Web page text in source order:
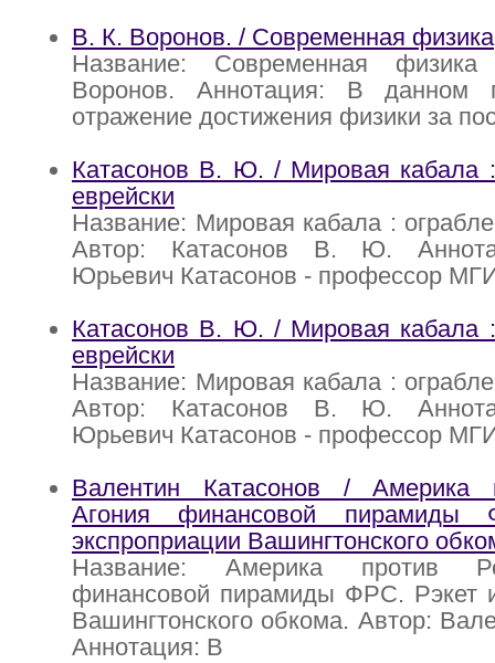
В. К. Воронов. / Современная физика
Название: Современная
Воронов. Аннотация: В данном
отражение достижения физики за
Катасонов В. Ю. / Мировая кабала
еврейски
Название: Мировая кабала :
Автор: Катасонов В. Ю.
Юрьевич Катасонов - профессор
Катасонов В. Ю. / Мировая кабала
еврейски
Название: Мировая кабала :
Автор: Катасонов В. Ю.
Юрьевич Катасонов - профессор
Валентин Катасонов / Америка
Агония финансовой
экспроприации Вашингтонского
Название: Америка против
финансовой пирамиды ФРС. Рэкет
Вашингтонского обкома. Автор:
Аннотация: В